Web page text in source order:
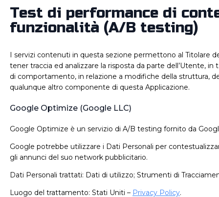
Test di performance di
funzionalità (A/B testing)
I servizi contenuti in questa sezione permettono al Titolare
tener traccia ed analizzare la risposta da parte dell’Utente, in
di comportamento, in relazione a modifiche della struttura,
qualunque altro componente di questa Applicazione.
Google Optimize (Google LLC)
Google Optimize è un servizio di A/B testing fornito da
Google potrebbe utilizzare i Dati Personali per
gli annunci del suo network pubblicitario.
Dati Personali trattati: Dati di utilizzo; Strumenti di
Luogo del trattamento: Stati Uniti – Privacy Policy.